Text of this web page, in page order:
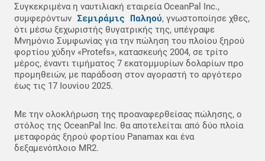
Συγκεκριμένα η ναυτιλιακή εταιρεία OceanPal Inc.,
συμφερόντων Σεμιράμις Παληού, γνωστοποίησε χθες,
ότι μέσω ξεχωριστής θυγατρικής της, υπέγραψε
Μνημόνιο Συμφωνίας για την πώληση του πλοίου ξηρού
φορτίου χύδην «Protefs», κατασκευής 2004, σε τρίτο
μέρος, έναντι τιμήματος 7 εκατομμυρίων δολαρίων προ
προμηθειών, με παράδοση στον αγοραστή το αργότερο
έως τις 17 Ιουνίου 2025.
Με την ολοκλήρωση της προαναφερθείσας πώλησης, ο
στόλος της OceanPal Inc. θα αποτελείται από δύο πλοία
μεταφοράς ξηρού φορτίου Panamax και ένα
δεξαμενόπλοιο MR2.